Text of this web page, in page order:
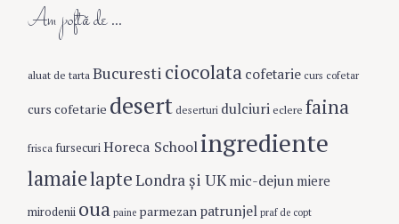
Am poftă de …
aluat de tartaBucuresti ciocolata cofetarie curs cofetar
curs cofetarie desert deserturi dulciuri eclere faina
frisca fursecuriHoreca Schoolingrediente
lamaielapteLondra şi UKmic-dejun miere
mirodenii oua paine parmezan patrunjel praf de copt